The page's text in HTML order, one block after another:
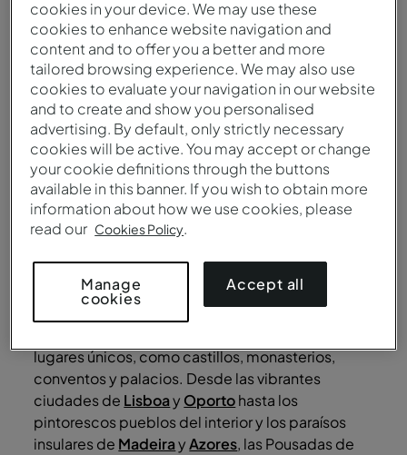
hotelesdisponibles para ti
Ordenar por
Enviar
1
En Pousadas de Portugal, encontrarás
próximas vacaciones
Las Pousadas de Portugal ofrecen una
lugares únicos, como castillos, monasterios,
conventos y palacios. Desde las vibrantes
ciudades de Lisboay Oportohasta los
pintorescos pueblos del interior y los paraísos
insulares de MadeirayAzores, las Pousadas de
cookies in your device. We may use these
cookies to enhance website navigation and
content and to offer you a better and more
tailored browsing experience. We may also use
cookies to evaluate your navigation in our website
and to create and show you personalised
advertising. By default, only strictly necessary
cookies will be active. You may accept or change
your cookie definitions through the buttons
available in this banner. If you wish to obtain more
information about how we use cookies, please
read our Cookies Policy.
Accept all
Manage
cookies